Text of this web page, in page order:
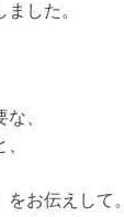
した。
、
お伝えして。